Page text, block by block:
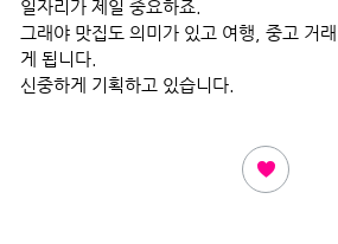
일자리가 제일 중요하죠.
그래야 맛집도 의미가 있고 여행, 중고 거
게 됩니다.
신중하게 기획하고 있습니다.